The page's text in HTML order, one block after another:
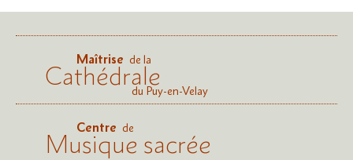
Maîtrise de la
Cathédraledu Puy-en-Velay
Centre de
Musique sacrée